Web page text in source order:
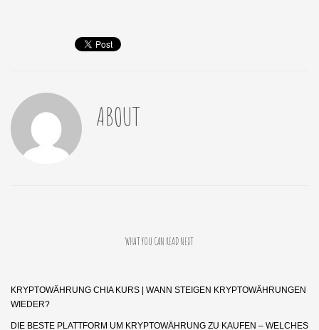
ABOUT
WHAT YOU CAN READ NEXT
KRYPTOWÄHRUNG CHIA KURS | WANN STEIGEN KRYPTOWÄHRUNGEN
WIEDER?
DIE BESTE PLATTFORM UM KRYPTOWÄHRUNG ZU KAUFEN – WELCHES